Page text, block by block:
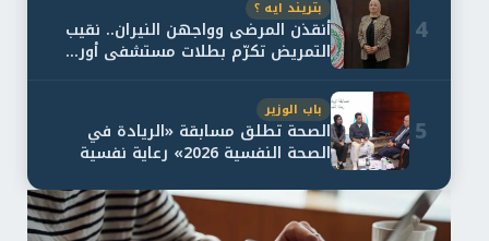
4
بتريند ايه ؟
أنقذن المرضى وواجهن النيران.. نقيب
التمريض تكرّم بطلات مستشفى أور...
5
باب الوزير
الصحة تطلق مسابقة «الريادة في
الصحة النفسية 2026» رعاية نفسية